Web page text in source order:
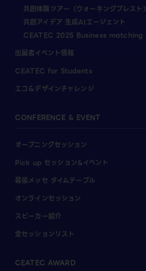
共創体験ツアー（ウォーキングブレスト）
共創アイデア 生成AIエージェント
CEATEC 2025 Business matching
出展者イベント情報
CEATEC for Students
エコ＆デザインチャレンジ
CONFERENCE & EVENT
オープニングセッション
Pick up セッション&イベント
幕張メッセ タイムテーブル
オンラインセッション
スピーカー紹介
全セッションリスト
CEATEC AWARD